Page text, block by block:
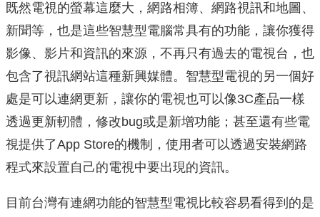
既然電視的螢幕這麼大，網路相簿、網路視訊和地圖、
新聞等，也是這些智慧型電腦常具有的功能，讓你獲得
影像、影片和資訊的來源，不再只有過去的電視台，也
包含了視訊網站這種新興媒體。智慧型電視的另一個好
處是可以連網更新，讓你的電視也可以像3C產品一樣
透過更新軔體，修改bug或是新增功能；甚至還有些電
視提供了App Store的機制，使用者可以透過安裝網路
程式來設置自己的電視中要出現的資訊。
目前台灣有連網功能的智慧型電視比較容易看得到的是